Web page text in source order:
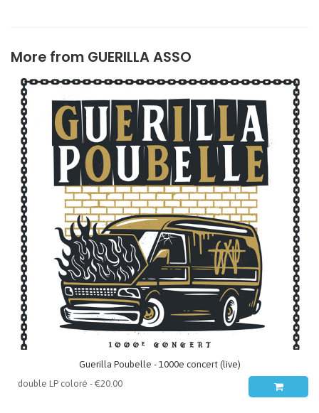
More from GUERILLA ASSO
Guerilla Poubelle - 1000e concert (live)